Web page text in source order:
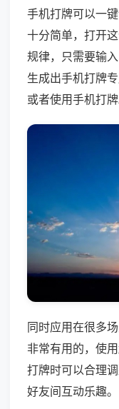
手机打牌可以一
十分简单，打开
规律，只需要输
生成出手机打牌
或者使用手机打
同时应用在很多
非常有用的，使
打牌时可以合理
好友间互动乐趣。